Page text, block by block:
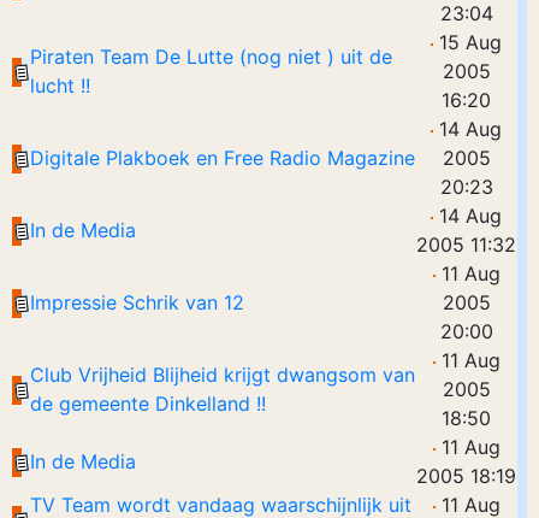
23:04
Piraten Team De Lutte (nog niet ) uit de
lucht !!
15 Aug
2005
16:20
Digitale Plakboek en Free Radio Magazine
14 Aug
2005
20:23
In de Media
14 Aug
2005 11:32
Impressie Schrik van 12
11 Aug
2005
20:00
Club Vrijheid Blijheid krijgt dwangsom van
de gemeente Dinkelland !!
11 Aug
2005
18:50
In de Media
11 Aug
2005 18:19
TV Team wordt vandaag waarschijnlijk uit
11 Aug